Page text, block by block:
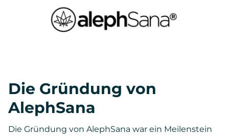
Die Gründung von
AlephSana
Die Gründung von AlephSana war ein Meilenstein